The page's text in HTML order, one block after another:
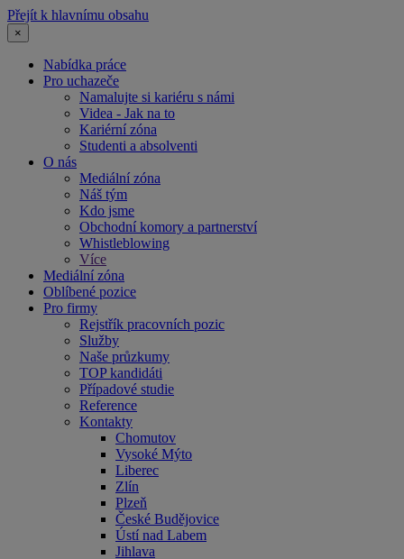
Přejít k hlavnímu obsahu
×
Nabídka práce
Pro uchazeče
Namalujte si kariéru s námi
Videa - Jak na to
Kariérní zóna
Studenti a absolventi
O nás
Mediální zóna
Náš tým
Kdo jsme
Obchodní komory a partnerství
Whistleblowing
Více
Mediální zóna
Oblíbené pozice
Pro firmy
Rejstřík pracovních pozic
Služby
Naše průzkumy
TOP kandidáti
Případové studie
Reference
Kontakty
Chomutov
Vysoké Mýto
Liberec
Zlín
Plzeň
České Budějovice
Ústí nad Labem
Jihlava